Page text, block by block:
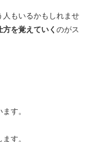
もいるかもしれませ
を覚えていく のがス
す。
す。